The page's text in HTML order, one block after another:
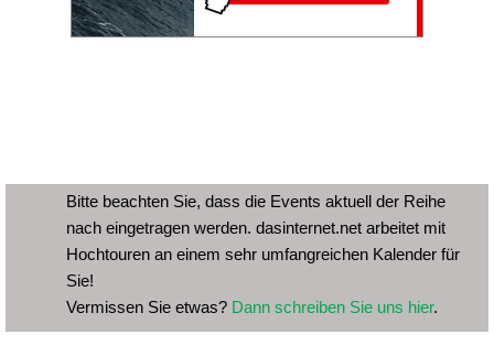
Bitte beachten Sie, dass die Events aktuell der Reihe
nach eingetragen werden. dasinternet.net arbeitet mit
Hochtouren an einem sehr umfangreichen Kalender für
Sie!
Vermissen Sie etwas? Dann schreiben Sie uns hier.